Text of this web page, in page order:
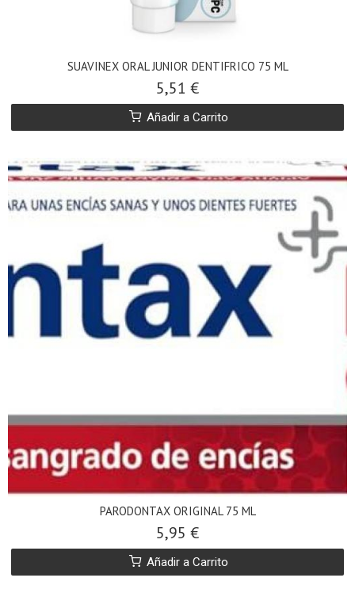
SUAVINEX ORAL JUNIOR DENTIFRICO 75 ML
5,51 €
Añadir a Carrito
PARODONTAX ORIGINAL 75 ML
5,95 €
Añadir a Carrito